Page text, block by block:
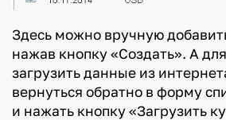
Здесь можно вручную
нажав кнопку «Создать». А
загрузить данные из
вернуться обратно в форму
и нажать кнопку